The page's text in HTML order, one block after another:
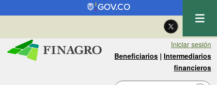
Pasar al contenido principal
| Eng
Iniciar sesión
Beneficiarios | Intermediarios
financieros